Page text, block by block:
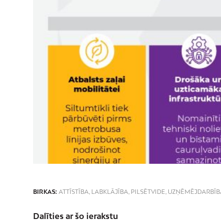
BIRKAS: ATTĪSTĪBA, LABKLĀJĪBA, PILSĒTVIDE,
Dalīties ar šo ierakstu